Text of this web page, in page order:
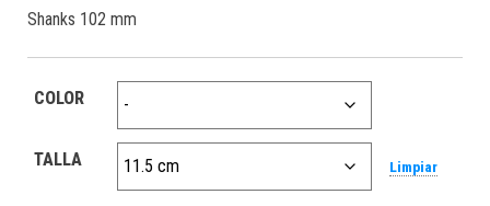
Shanks 102 mm
COLOR
TALLA Limpiar